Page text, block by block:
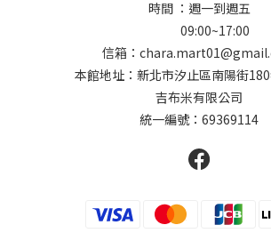
時間 ：週一到週五
09:00~17:00
信箱：
本館地址：新北市汐止區南陽街
吉布米有限公司
統一編號：69369114